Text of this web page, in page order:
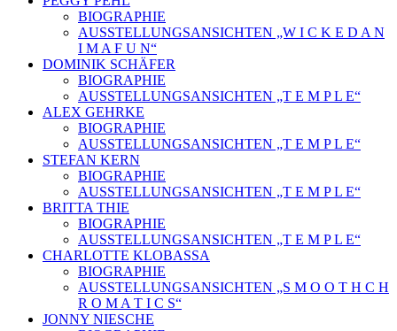
BIOGRAPHIE
AUSSTELLUNGSANSICHTEN „W I C K E D A N
I M A F U N“
DOMINIK SCHÄFER
BIOGRAPHIE
AUSSTELLUNGSANSICHTEN „T E M P L E“
ALEX GEHRKE
BIOGRAPHIE
AUSSTELLUNGSANSICHTEN „T E M P L E“
STEFAN KERN
BIOGRAPHIE
AUSSTELLUNGSANSICHTEN „T E M P L E“
BRITTA THIE
BIOGRAPHIE
AUSSTELLUNGSANSICHTEN „T E M P L E“
CHARLOTTE KLOBASSA
BIOGRAPHIE
AUSSTELLUNGSANSICHTEN „S M O O T H C H
R O M A T I C S“
JONNY NIESCHE